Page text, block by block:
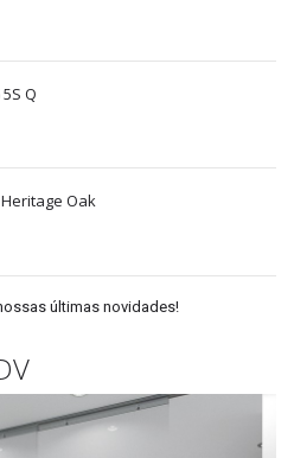
Q
Oak
últimas novidades!